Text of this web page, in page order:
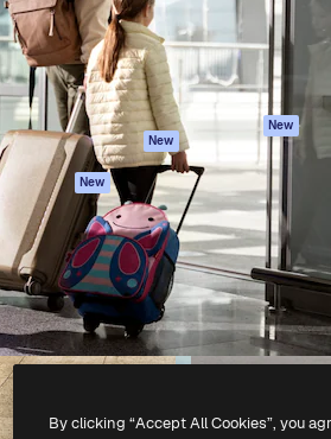
imagens
Gerador de vídeos
Texto para voz
Conteúdo de stock
MCP para
Claude/ChatGPT
New
Agentes New
API
App móvel
Todas as
ferramentas
Termos e
condições
Política de
privacidade
Originais New
Política de
Central de
confiabilidade
Afiliados
Empresas
Todos os direitos reservados.
By clicking “Accept All Cookies”, you